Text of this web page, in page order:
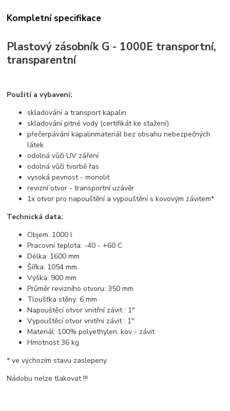
Kompletní specifikace
Plastový zásobník G - 1000E transportní,
transparentní
Použití a vybavení:
skladování a transport kapalin
skladování pitné vody (certifikát ke stažení)
přečerpávání kapalinmateriál bez obsahu nebezpečných
látek
odolná vůči UV záření
odolná vůči tvorbě řas
vysoká pevnost - monolit
revizní otvor - transportní uzávěr
1x otvor pro napouštění a vypouštění s kovovým závitem*
Technická data:
Objem: 1000 l
Pracovní teplota: -40 - +60 C
Délka: 1600 mm
Šířka: 1054 mm
Výška: 900 mm
Průměr revizního otvoru: 350 mm
Tloušťka stěny: 6 mm
Napouštěcí otvor vnitřní závit : 1"
Vypouštěcí otvor vnitřní závit : 1"
Materiál: 100% polyethylen, kov - závit
Hmotnost 36 kg
* ve výchozím stavu zaslepeny
Nádobu nelze tlakovat !!!